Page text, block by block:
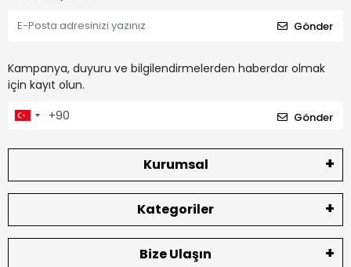
Gönder
Kampanya, duyuru ve bilgilendirmelerden haberdar olmak
için kayıt olun.
Gönder
Kurumsal
Kategoriler
Bize Ulaşın